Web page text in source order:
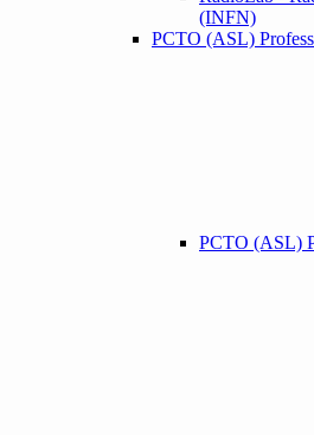
(INFN)
PCTO (ASL)
PCTO (ASL)